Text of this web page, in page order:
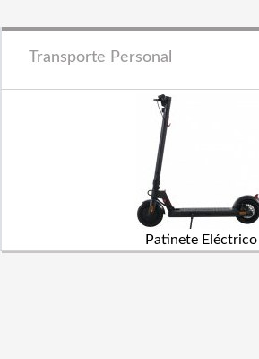
Transporte Personal
Patinete Eléctrico